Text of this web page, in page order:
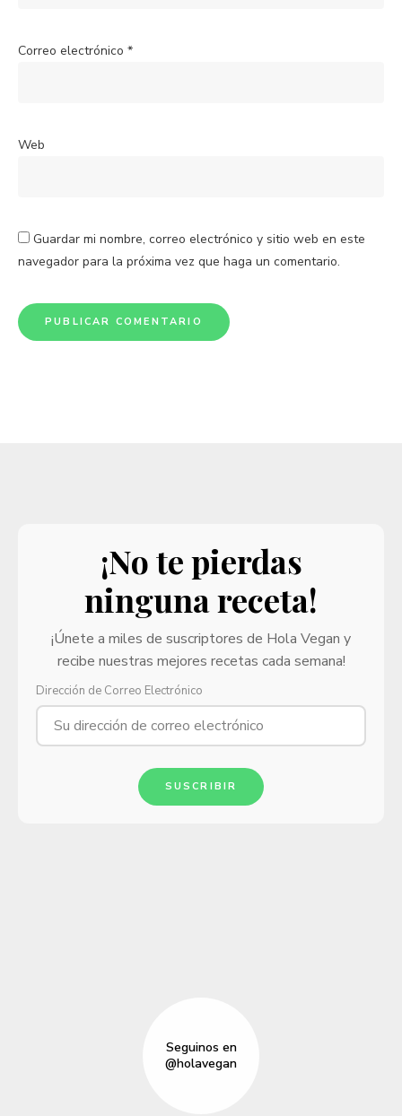
Correo electrónico *
Web
Guardar mi nombre, correo electrónico y sitio web en este
navegador para la próxima vez que haga un comentario.
¡No te pierdas
ninguna receta!
¡Únete a miles de suscriptores de Hola Vegan y
recibe nuestras mejores recetas cada semana!
Dirección de Correo Electrónico
SUSCRIBIR
Seguinos en
@holavegan